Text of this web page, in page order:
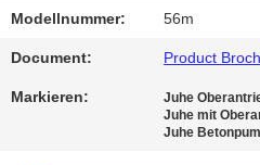
KONTAKT
Modellnummer: 56m
Document: Product
Markieren: Juhe
Juhe mit
Juhe